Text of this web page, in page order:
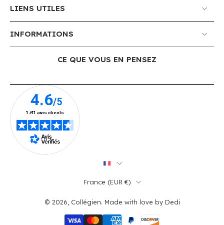
LIENS UTILES
INFORMATIONS
CE QUE VOUS EN PENSEZ
France ‎(EUR €)‎
© 2026, Collégien. Made with love by Dedi